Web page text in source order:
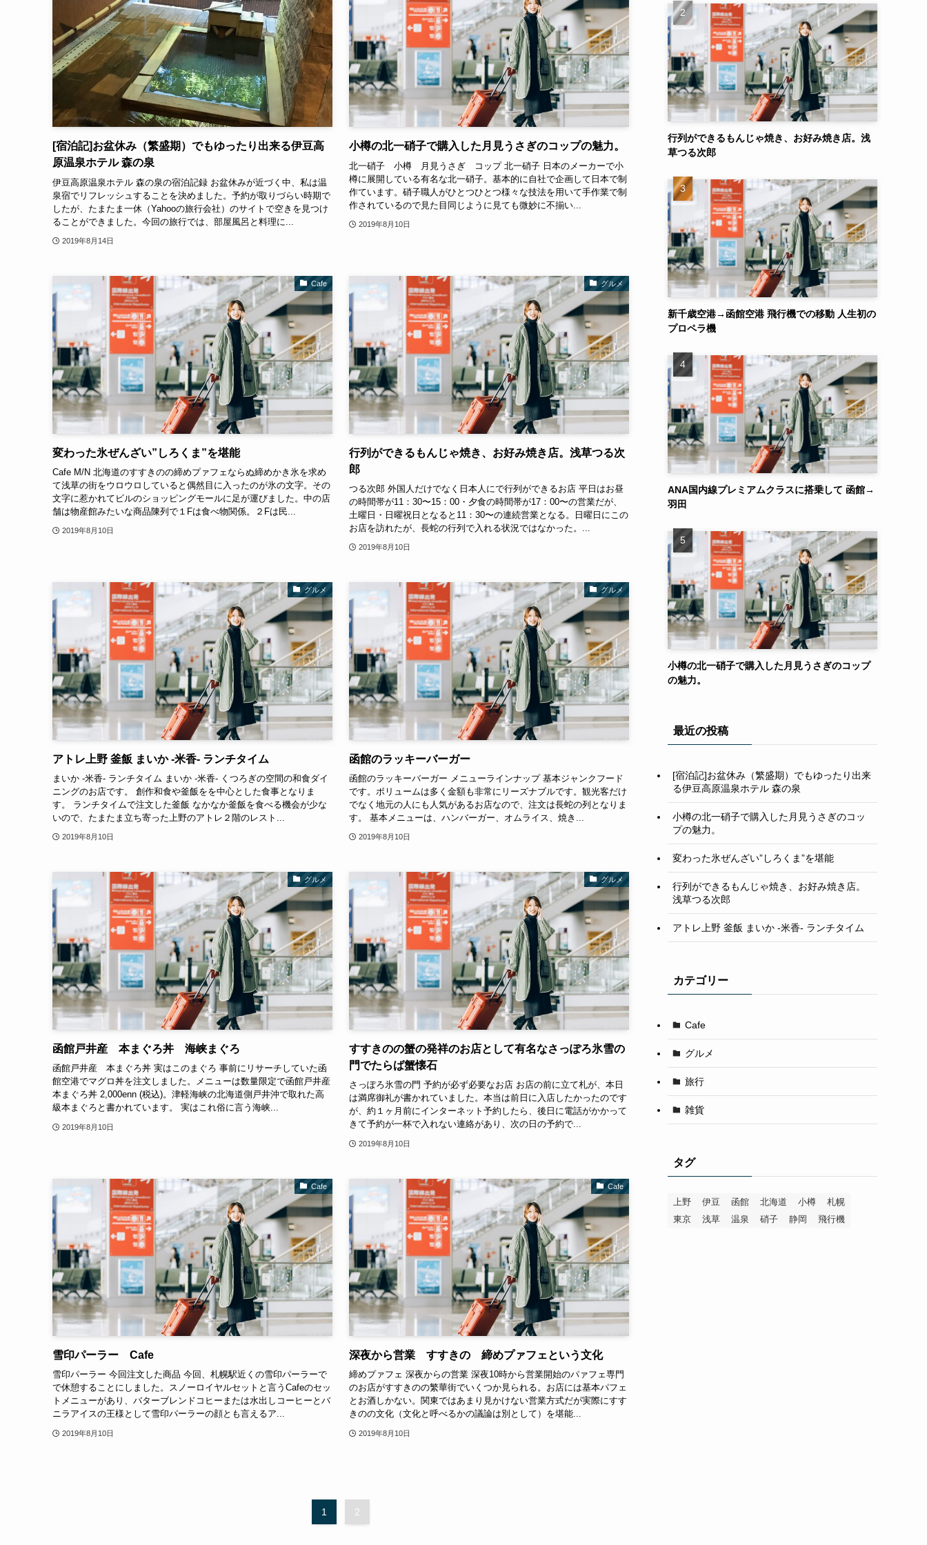
[宿泊記]お盆休み（繁盛期）でもゆったり出来る伊豆高
原温泉ホテル 森の泉
伊豆高原温泉ホテル 森の泉の宿泊記録 お盆休みが近づく中、私は温
泉宿でリフレッシュすることを決めました。予約が取りづらい時期で
したが、たまたま一休（Yahooの旅行会社）のサイトで空きを見つけ
ることができました。今回の旅行では、部屋風呂と料理に...
2019年8月14日
小樽の北一硝子で購入した月見うさぎのコップの魅力。
北一硝子 小樽 月見うさぎ コップ 北一硝子 日本のメーカーで小
樽に展開している有名な北一硝子。基本的に自社で企画して日本で制
作ています。硝子職人がひとつひとつ様々な技法を用いて手作業で制
作されているので見た目同じように見ても微妙に不揃い...
2019年8月10日
Cafe
変わった氷ぜんざい”しろくま”を堪能
Cafe M/N 北海道のすすきのの締めプァフェならぬ締めかき氷を求め
て浅草の街をウロウロしていると偶然目に入ったのが氷の文字。その
文字に惹かれてビルのショッピングモールに足が運びました。中の店
舗は物産館みたいな商品陳列で１Fは食べ物関係。２Fは民...
2019年8月10日
グルメ
行列ができるもんじゃ焼き、お好み焼き店。浅草つる次
郎
つる次郎 外国人だけでなく日本人にで行列ができるお店 平日はお昼
の時間帯が11：30〜15：00・夕食の時間帯が17：00〜の営業だが、
土曜日・日曜祝日となると11：30〜の連続営業となる。日曜日にこの
お店を訪れたが、長蛇の行列で入れる状況ではなかった。...
2019年8月10日
グルメ
アトレ上野 釜飯 まいか -米香- ランチタイム
まいか -米香- ランチタイム まいか -米香- くつろぎの空間の和食ダイ
ニングのお店です。 創作和食や釜飯をを中心とした食事となりま
す。 ランチタイムで注文した釜飯 なかなか釜飯を食べる機会が少な
いので、たまたま立ち寄った上野のアトレ２階のレスト...
2019年8月10日
グルメ
函館のラッキーバーガー
函館のラッキーバーガー メニューラインナップ 基本ジャンクフード
です。ボリュームは多く金額も非常にリーズナブルです。観光客だけ
でなく地元の人にも人気があるお店なので、注文は長蛇の列となりま
す。 基本メニューは、ハンバーガー、オムライス、焼き...
2019年8月10日
グルメ
函館戸井産 本まぐろ丼 海峡まぐろ
函館戸井産 本まぐろ丼 実はこのまぐろ 事前にリサーチしていた函
館空港でマグロ丼を注文しました。メニューは数量限定で函館戸井産
本まぐろ丼 2,000enn (税込)。津軽海峡の北海道側戸井沖で取れた高
級本まぐろと書かれています。 実はこれ俗に言う海峡...
2019年8月10日
グルメ
すすきのの蟹の発祥のお店として有名なさっぽろ氷雪の
門でたらば蟹懐石
さっぽろ氷雪の門 予約が必ず必要なお店 お店の前に立て札が、本日
は満席御礼が書かれていました。本当は前日に入店したかったのです
が、約１ヶ月前にインターネット予約したら、後日に電話がかかって
きて予約が一杯で入れない連絡があり、次の日の予約で...
2019年8月10日
Cafe
雪印パーラー Cafe
雪印パーラー 今回注文した商品 今回、札幌駅近くの雪印パーラーで
で休憩することにしました。スノーロイヤルセットと言うCafeのセッ
トメニューがあり、バターブレンドコヒーまたは水出しコーヒーとバ
ニラアイスの王様として雪印パーラーの顔とも言えるア...
2019年8月10日
Cafe
深夜から営業 すすきの 締めプァフェという文化
締めプァフェ 深夜からの営業 深夜10時から営業開始のパァフェ専門
のお店がすすきのの繁華街でいくつか見られる。お店には基本パフェ
とお酒しかない。関東ではあまり見かけない営業方式だが実際にすす
きのの文化（文化と呼べるかの議論は別として）を堪能...
2019年8月10日
1 2
行列ができるもんじゃ焼き、お好み焼き店。浅
草つる次郎
新千歳空港→函館空港 飛行機での移動 人生初の
プロペラ機
ANA国内線プレミアムクラスに搭乗して 函館→
羽田
小樽の北一硝子で購入した月見うさぎのコップ
の魅力。
最近の投稿
[宿泊記]お盆休み（繁盛期）でもゆったり出来
る伊豆高原温泉ホテル 森の泉
小樽の北一硝子で購入した月見うさぎのコッ
プの魅力。
変わった氷ぜんざい”しろくま”を堪能
行列ができるもんじゃ焼き、お好み焼き店。
浅草つる次郎
アトレ上野 釜飯 まいか -米香- ランチタイム
カテゴリー
Cafe
グルメ
旅行
雑貨
タグ
上野 伊豆 函館 北海道 小樽
札幌
東京
浅草 温泉 硝子 静岡 飛行機